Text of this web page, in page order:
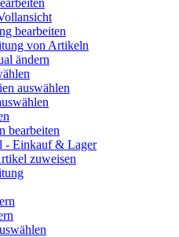
bearbeiten
von Artikeln
ändern
auswählen
bearbeiten
- Einkauf & Lager
zuweisen